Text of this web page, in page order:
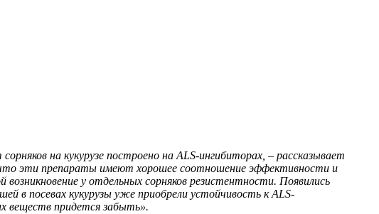
на кукурузе построено на ALS-ингибиторах, – рассказывает
эти препараты имеют хорошее соотношение эффективности и
у отдельных сорняков резистентности. Появились
в посевах кукурузы уже приобрели устойчивость к ALS-
веществ придется забыть».